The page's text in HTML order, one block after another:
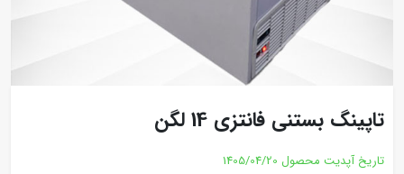
تاپینگ بستنی فانتزی 14 لگن
تاریخ آپدیت محصول 1405/04/20